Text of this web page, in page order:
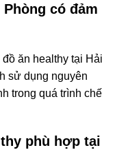
có đảm
ăn healthy tại Hải
sử dụng nguyên
trong quá trình chế
phù hợp tại